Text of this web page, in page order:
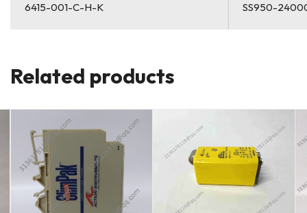
6415-001-C-H-K SS950-
Related products